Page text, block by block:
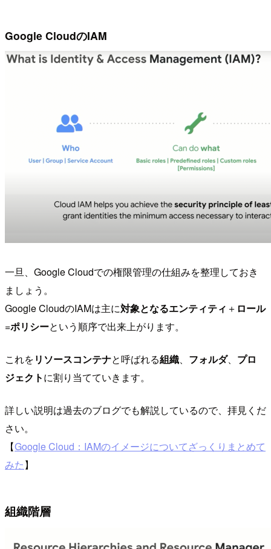
Google CloudのIAM
一旦、Google Cloudでの権限管理の仕組みを整理しておき
ましょう。
Google CloudのIAMは主に対象となるエンティティ ＋ ロール
=ポリシーという順序で出来上がります。
これをリソースコンテナと呼ばれる組織、 フォルダ、 プロ
ジェクトに割り当てていきます。
詳しい説明は過去のブログでも解説しているので、拝見くだ
さい。
【Google Cloud：IAMのイメージについてざっくりまとめて
みた】
組織階層